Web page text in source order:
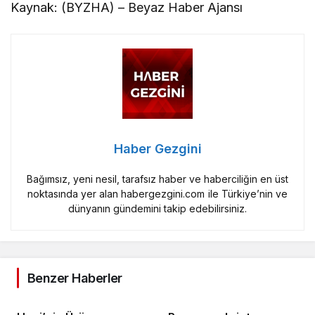
Kaynak: (BYZHA) – Beyaz Haber Ajansı
Haber Gezgini
Bağımsız, yeni nesil, tarafsız haber ve haberciliğin en üst
noktasında yer alan habergezgini.com ile Türkiye’nin ve
dünyanın gündemini takip edebilirsiniz.
Benzer Haberler